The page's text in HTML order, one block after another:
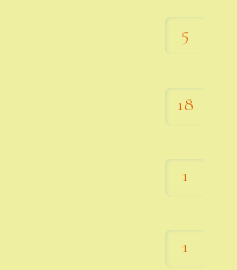
5
18
1
1